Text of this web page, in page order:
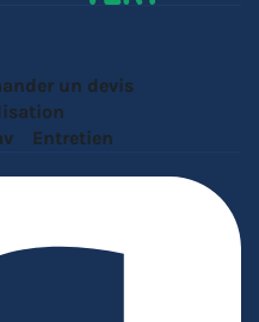
un devis
Entretien